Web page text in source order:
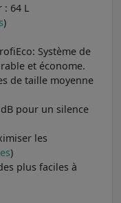
64 L
)
Système de
et économe.
de taille moyenne
pour un silence
les
)
plus faciles à